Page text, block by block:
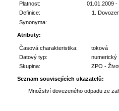
Platnost:
01.01.2009 -
Definice:
Synonyma:
Atributy:
Časová charakteristika:
toková
Datový typ:
numerický
Skupina:
ZPO -
Seznam souvisejících ukazatelů:
Množství dovezeného odpadu ze